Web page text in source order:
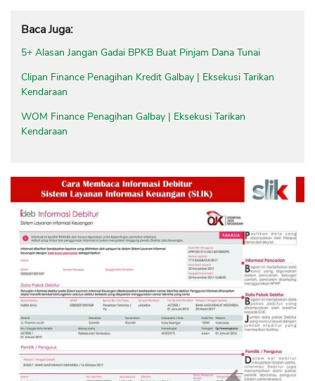
Baca Juga:
5+ Alasan Jangan Gadai BPKB Buat Pinjam Dana Tunai
Clipan Finance Penagihan Kredit Galbay | Eksekusi Tarikan
Kendaraan
WOM Finance Penagihan Galbay | Eksekusi Tarikan
Kendaraan